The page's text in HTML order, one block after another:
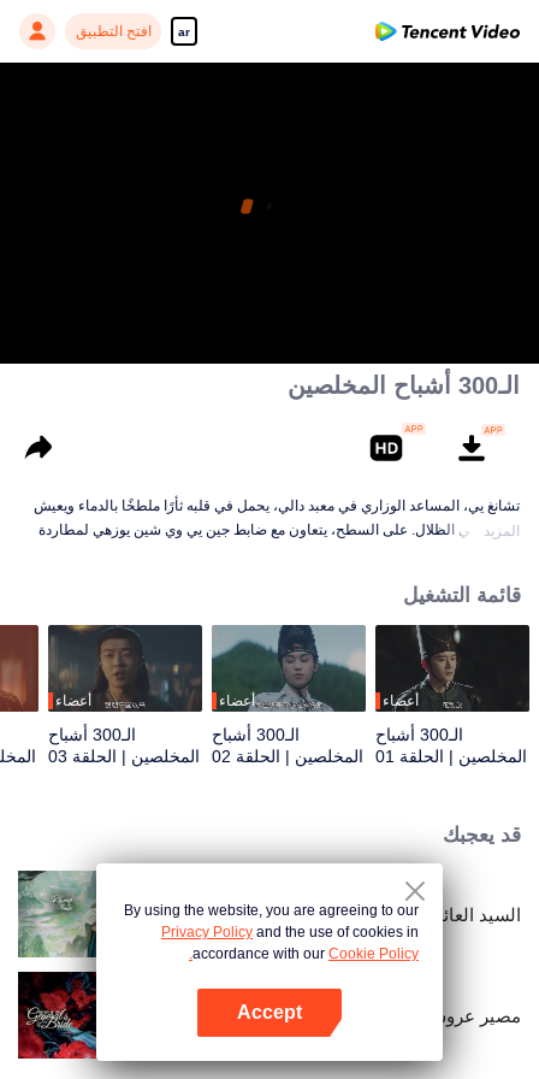
ar افتح التطبيق
الـ300 أشباح المخلصين
تشانغ يي، المساعد الوزاري في معبد دالي، يحمل في قلبه ثأرًا ملطخًا بالدماء ويعيش
متخفيًا في الظلال. على السطح، يتعاون مع ضابط جين يي وي شين يوزهي لمطاردة
بدقة وحنكة. ومع تلاقي كل المؤامرات نحو نهايتها، ينغلق فخ العدالة المُعد بعناية. في هذا
العالم من الجواسيس والخداع، تتصادم مصائرهم ويجب اتخاذ القرار النهائي.
المزيد
قائمة التشغيل
أعضاء
الـ300 أشباح
المخلصين | الحلقة 01
أعضاء
الـ300 أشباح
المخلصين | الحلقة 02
أعضاء
الـ300 أشباح
المخلصين | الحلقة 03
قد يعجبك
السيد العائد
مصير عروس الجنرال
By using the website, you are agreeing to our
Privacy Policy and the use of cookies in
accordance with our Cookie Policy.
Accept